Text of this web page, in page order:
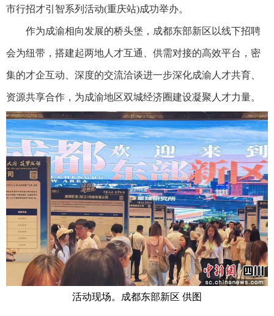
市行招才引智系列活动(重庆站)成功举办。
作为成渝相向发展的桥头堡，成都东部新区以线下招聘
会为纽带，搭建起两地人才互通、供需对接的高效平台，密
集的才企互动、深度的交流洽谈进一步深化成渝人才共育、
资源共享合作，为成渝地区双城经济圈建设凝聚人才力量。
活动现场。成都东部新区 供图